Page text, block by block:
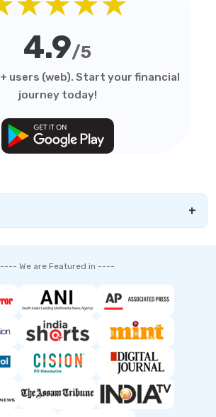
4.9/5
users (web). Start your financial
journey today!
+
---- We are Featured in ----